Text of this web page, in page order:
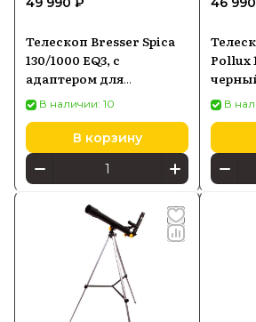
Телескоп Bresser Spica
130/1000 EQ3, с
адаптером для
смартфона
В наличии: 10
В корзину
Pollux
В